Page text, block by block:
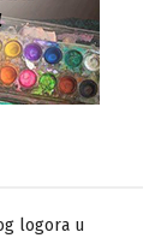
logora u